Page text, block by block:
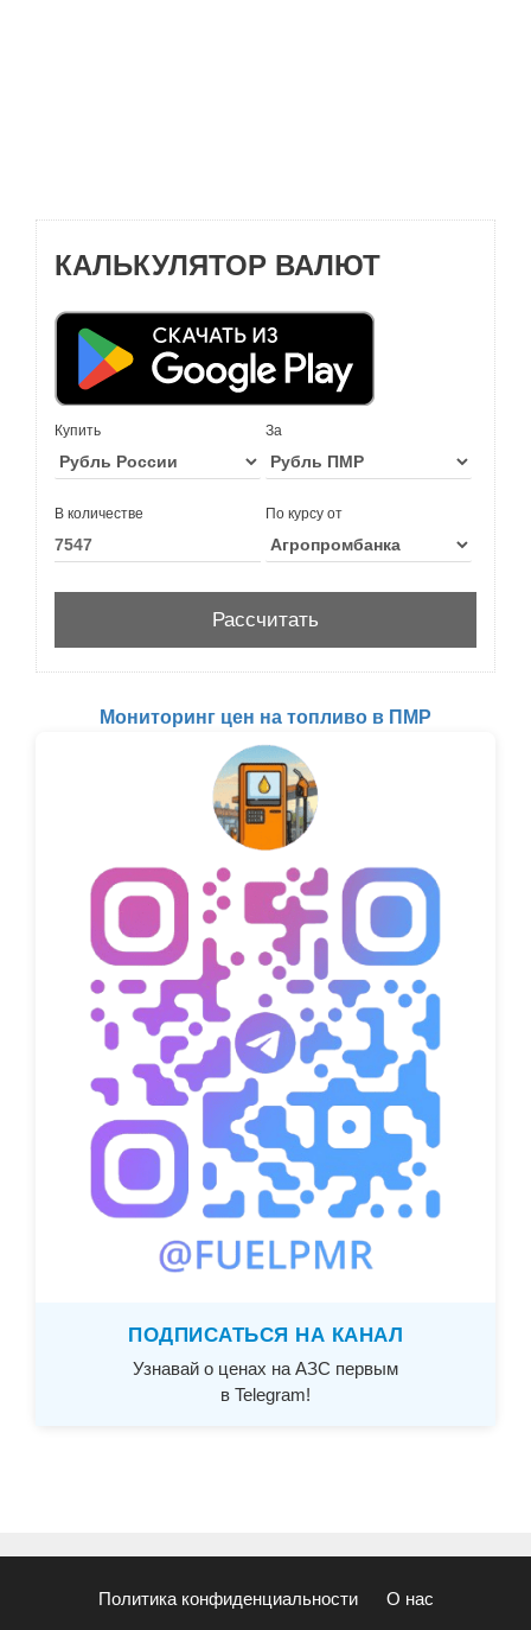
КАЛЬКУЛЯТОР ВАЛЮТ
Купить За
В количестве По курсу от
Мониторинг цен на топливо в ПМР
ПОДПИСАТЬСЯ НА КАНАЛ
Узнавай о ценах на АЗС первым
в Telegram!
Политика конфиденциальности О нас